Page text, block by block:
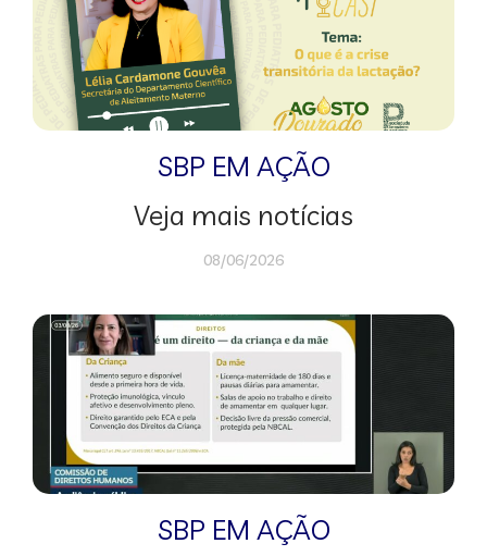
SBP EM AÇÃO
Veja mais notícias
08/06/2026
SBP EM AÇÃO